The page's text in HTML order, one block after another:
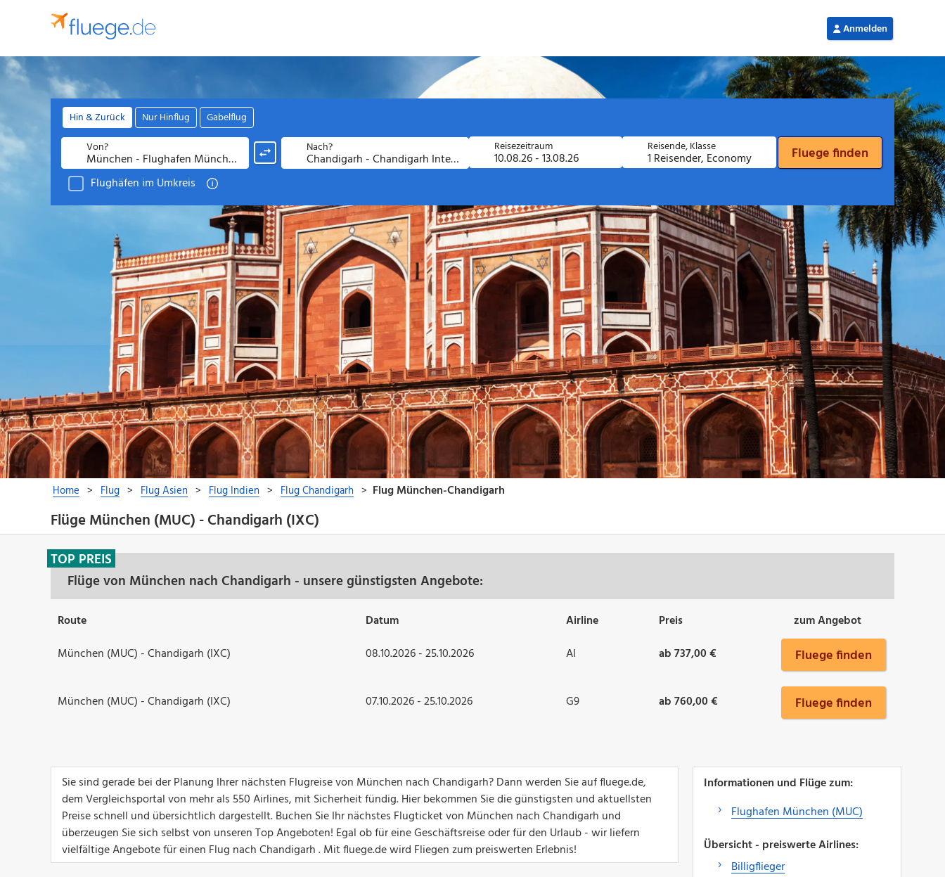
Flüge München (MUC) - Chandigarh (IXC)
Flüge von München nach Chandigarh - unsere günstigsten Angebote:
TOP PREIS
Route Datum Airline Preis
zum Angebot
München (MUC) - Chandigarh (IXC)
08.10.2026 - 25.10.2026 AI ab 737,00 € Fluege finden
München (MUC) - Chandigarh (IXC) 07.10.2026 - 25.10.2026 G9 ab 760,00 € Fluege finden
Sie sind gerade bei der Planung Ihrer nächsten Flugreise von München nach Chandigarh? Dann werden Sie auf fluege.de,
dem Vergleichsportal von mehr als 550 Airlines, mit Sicherheit fündig. Hier bekommen Sie die günstigsten und aktuellsten
Preise schnell und übersichtlich dargestellt. Buchen Sie Ihr nächstes Flugticket von München nach Chandigarh und
überzeugen Sie sich selbst von unseren Top Angeboten! Egal ob für eine Geschäftsreise oder für den Urlaub - wir liefern
vielfältige Angebote für einen Flug nach Chandigarh . Mit fluege.de wird Fliegen zum preiswerten Erlebnis!
Informationen und Flüge zum:
Flughafen München (MUC)
Übersicht - preiswerte Airlines:
Billigflieger